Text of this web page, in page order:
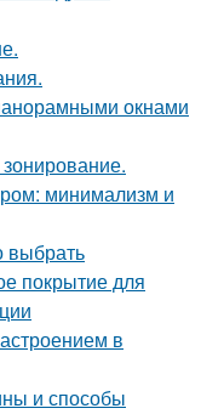
окнами
минимализм и
выбрать
покрытие для
в
и способы